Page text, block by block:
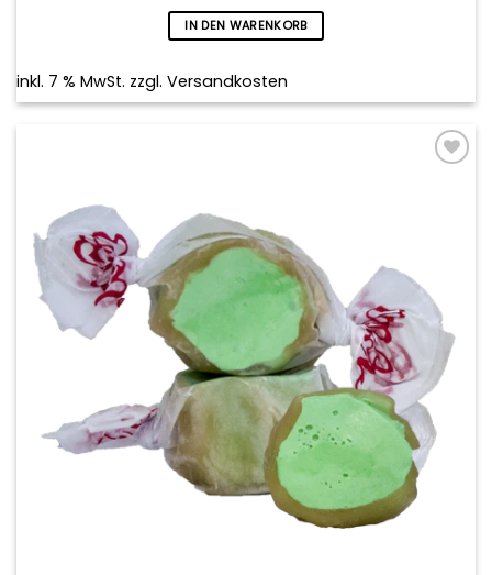
IN DEN WARENKORB
inkl. 7 % MwSt. zzgl. Versandkosten